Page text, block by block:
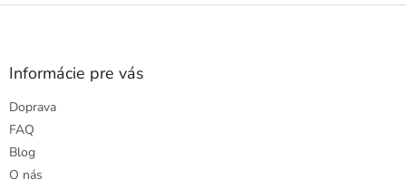
Z
Informácie pre vás
Doprava
FAQ
Blog
O nás